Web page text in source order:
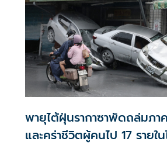
พายุไต้ฝุ่นรากาซาพัดถล่มภา
และคร่าชีวิตผู้คนไป 17 รายใ